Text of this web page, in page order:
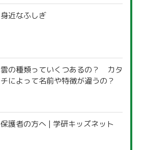
身近なふしぎ
雲の種類っていくつあるの？ カタ
チによって名前や特徴が違うの？
保護者の方へ | 学研キッズネット